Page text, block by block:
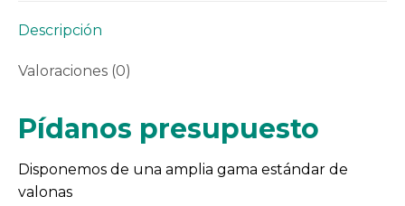
Descripción
Valoraciones (0)
Pídanos presupuesto
Disponemos de una amplia gama estándar de
valonas